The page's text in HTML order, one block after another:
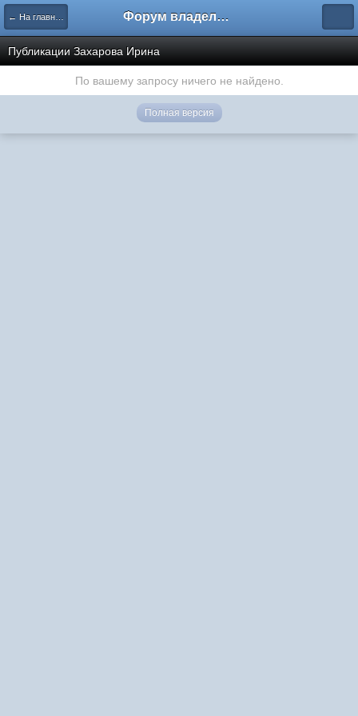
← На главную Форум владельцев интернет-магазинов
Публикации Захарова Ирина
По вашему запросу ничего не найдено.
Полная версия